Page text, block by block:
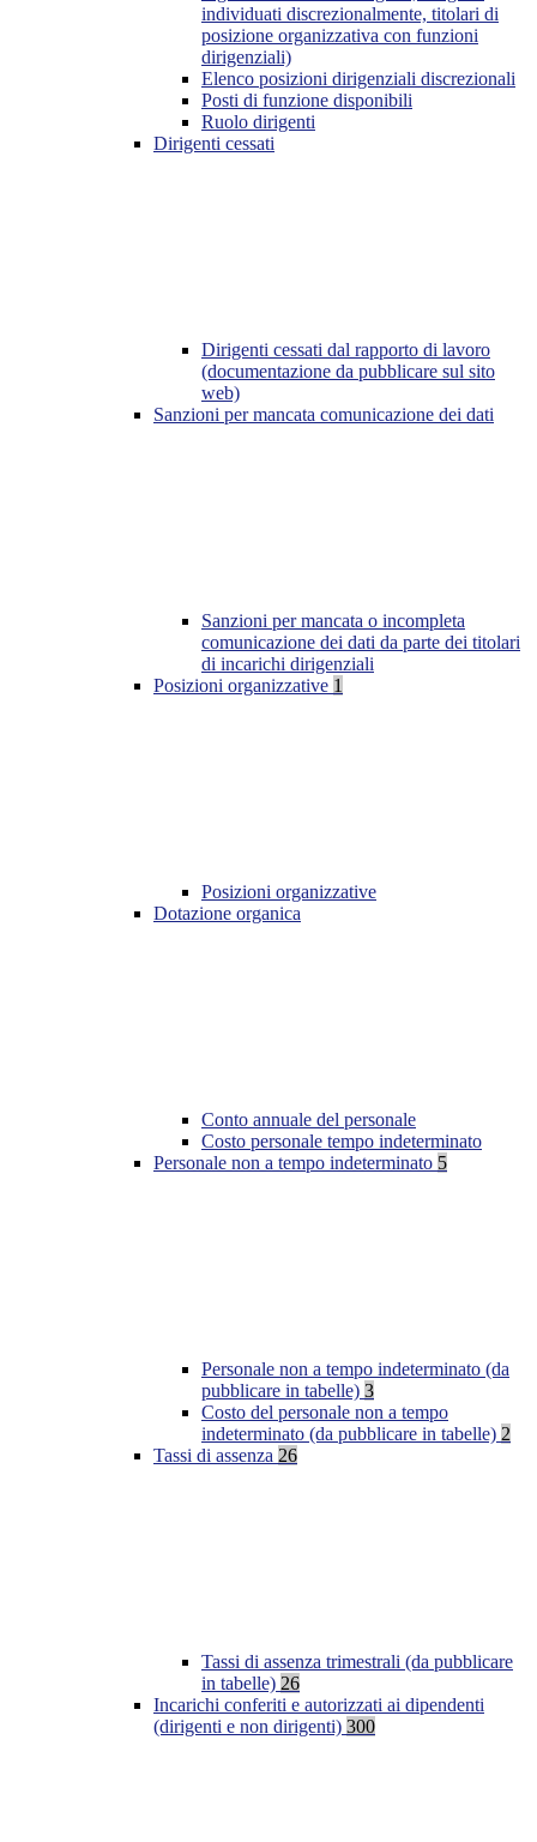
individuati discrezionalmente, titolari di
posizione organizzativa con funzioni
dirigenziali)
Elenco posizioni dirigenziali discrezionali
Posti di funzione disponibili
Ruolo dirigenti
Dirigenti cessati
Dirigenti cessati dal rapporto di lavoro
(documentazione da pubblicare sul sito
web)
Sanzioni per mancata comunicazione dei dati
Sanzioni per mancata o incompleta
comunicazione dei dati da parte dei titolari
di incarichi dirigenziali
Posizioni organizzative 1
Posizioni organizzative
Dotazione organica
Conto annuale del personale
Costo personale tempo indeterminato
Personale non a tempo indeterminato 5
Personale non a tempo indeterminato (da
pubblicare in tabelle) 3
Costo del personale non a tempo
indeterminato (da pubblicare in tabelle) 2
Tassi di assenza 26
Tassi di assenza trimestrali (da pubblicare
in tabelle) 26
Incarichi conferiti e autorizzati ai dipendenti
(dirigenti e non dirigenti) 300